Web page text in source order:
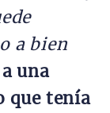
a bien
una
que tenía